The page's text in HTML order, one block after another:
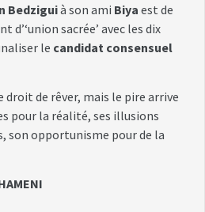
Bedziguià son ami Biya est de
sacrée’ avec les dix
le candidat consensuel
droit de rêver, mais le pire arrive
pour la réalité, ses illusions
son opportunisme pour de la